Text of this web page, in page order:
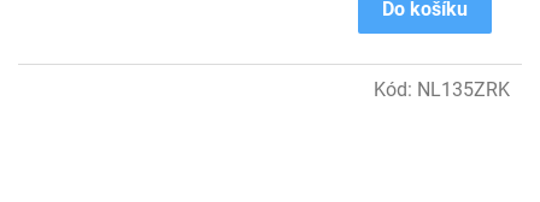
Do košíku
Kód: NL135ZRK